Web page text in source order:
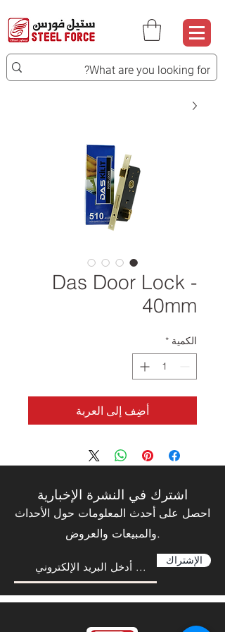
Das Door Lock -
40mm
الكمية *
أضِف إلى العربة
اشترك في النشرة الإخبارية
احصل على أحدث المعلومات حول الأحداث
والمبيعات والعروض.
الإشتراك